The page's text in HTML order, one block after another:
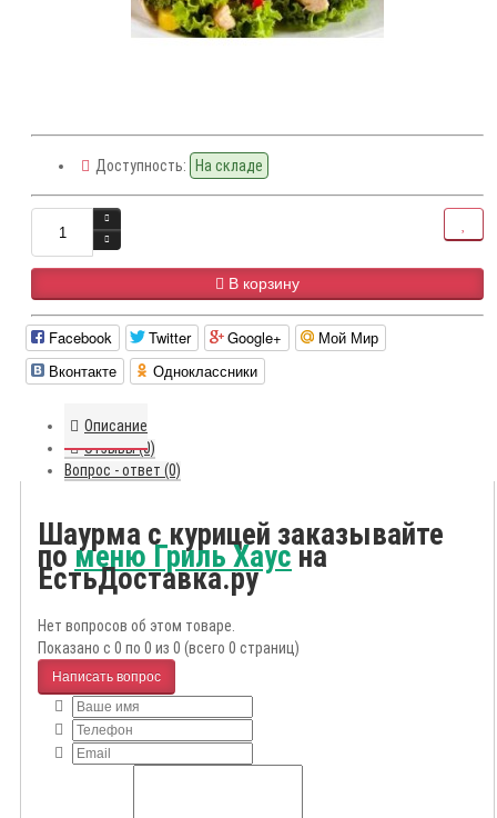
Доступность: На складе
В корзину
Facebook Twitter Google+
Мой Мир
Вконтакте
Одноклассники
Описание
Отзывы (0)
Вопрос - ответ (0)
Шаурма с курицей заказывайте
поменю Гриль Хаусна
ЕстьДоставка.ру
Нет вопросов об этом товаре.
Показано с 0 по 0 из 0 (всего 0 страниц)
Написать вопрос